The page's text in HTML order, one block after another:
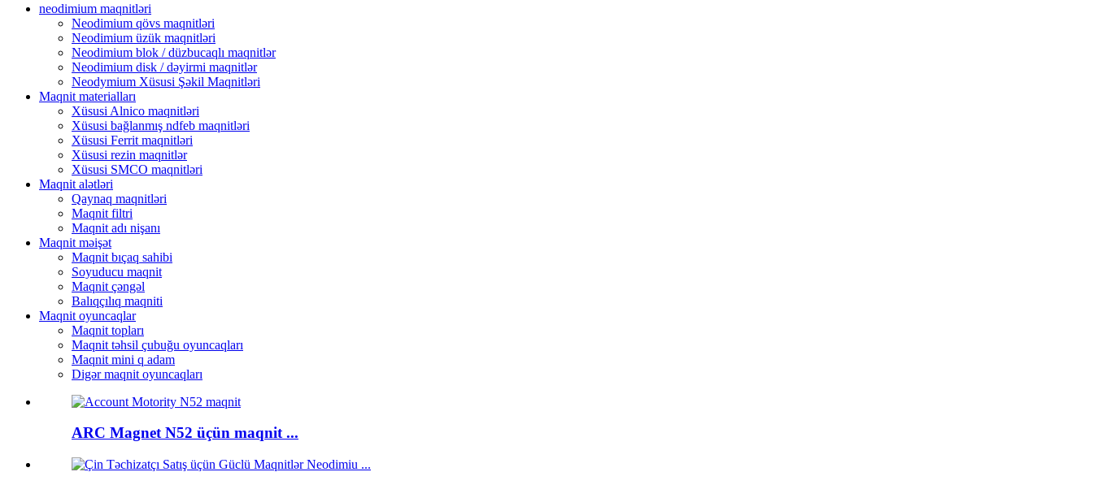
neodimium maqnitləri
Neodimium qövs maqnitləri
Neodimium üzük maqnitləri
Neodimium blok / düzbucaqlı maqnitlər
Neodimium disk / dəyirmi maqnitlər
Neodymium Xüsusi Şəkil Maqnitləri
Maqnit materialları
Xüsusi Alnico maqnitləri
Xüsusi bağlanmış ndfeb maqnitləri
Xüsusi Ferrit maqnitləri
Xüsusi rezin maqnitlər
Xüsusi SMCO maqnitləri
Maqnit alətləri
Qaynaq maqnitləri
Maqnit filtri
Maqnit adı nişanı
Maqnit məişət
Maqnit bıçaq sahibi
Soyuducu maqnit
Maqnit çəngəl
Balıqçılıq maqniti
Maqnit oyuncaqlar
Maqnit topları
Maqnit təhsil çubuğu oyuncaqları
Maqnit mini q adam
Digər maqnit oyuncaqları
ARC Magnet N52 üçün maqnit ...